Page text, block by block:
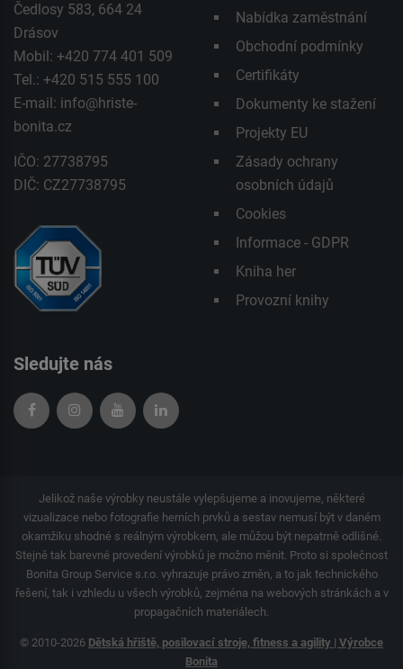
Čedlosy 583, 664 24
Drásov
Mobil: +420 774 401 509
Tel.: +420 515 555 100
E-mail: info@hriste-
bonita.cz
IČO: 27738795
DIČ: CZ27738795
Nabídka zaměstnání
Obchodní podmínky
Certifikáty
Dokumenty ke stažení
Projekty EU
Zásady ochrany
osobních údajů
Cookies
Informace - GDPR
Kniha her
Provozní knihy
Sledujte nás
Jelikož naše výrobky neustále vylepšujeme a inovujeme, některé
vizualizace nebo fotografie herních prvků a sestav nemusí být v daném
okamžiku shodné s reálným výrobkem, ale můžou být nepatrně odlišné.
Stejně tak barevné provedení výrobků je možno měnit. Proto si společnost
Bonita Group Service s.r.o. vyhrazuje právo změn, a to jak technického
řešení, tak i vzhledu u všech výrobků, zejména na webových stránkách a v
propagačních materiálech.
© 2010-2026 Dětská hřiště, posilovací stroje, fitness a agility | Výrobce
Bonita